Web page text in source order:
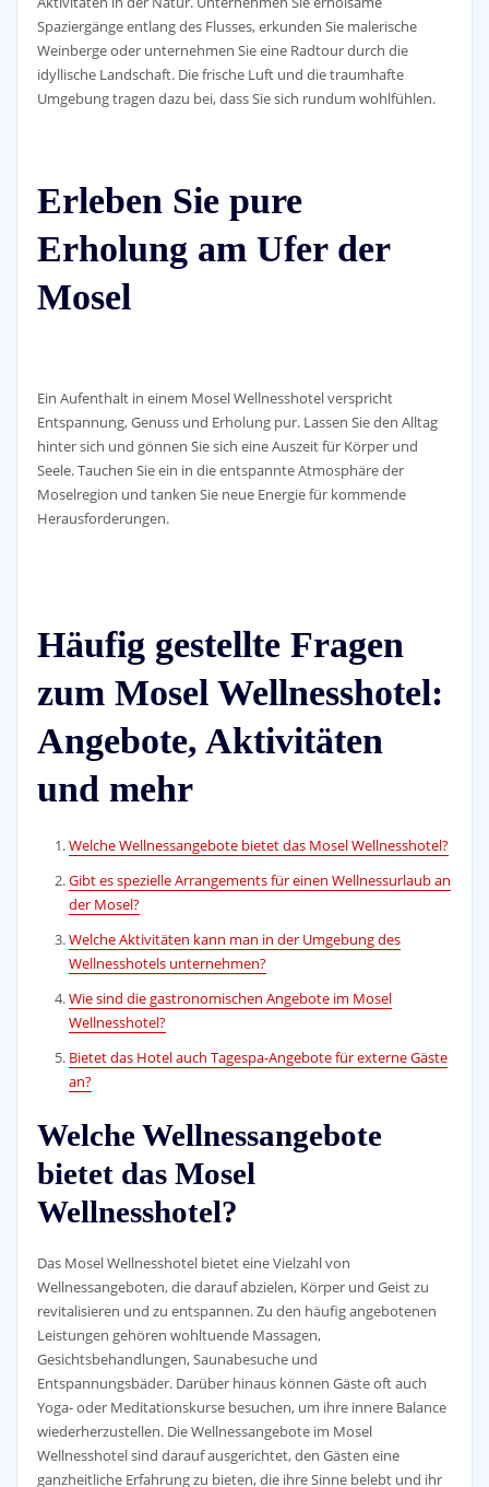
Spaziergänge entlang des Flusses, erkunden Sie malerische
Weinberge oder unternehmen Sie eine Radtour durch die
idyllische Landschaft. Die frische Luft und die traumhafte
Umgebung tragen dazu bei, dass Sie sich rundum wohlfühlen.
Erleben Sie pure
Erholung am Ufer der
Mosel
Ein Aufenthalt in einem Mosel Wellnesshotel verspricht
Entspannung, Genuss und Erholung pur. Lassen Sie den Alltag
hinter sich und gönnen Sie sich eine Auszeit für Körper und
Seele. Tauchen Sie ein in die entspannte Atmosphäre der
Moselregion und tanken Sie neue Energie für kommende
Herausforderungen.
Häufig gestellte Fragen
zum Mosel Wellnesshotel:
Angebote, Aktivitäten
und mehr
Welche Wellnessangebote bietet das Mosel Wellnesshotel?
Gibt es spezielle Arrangements für einen Wellnessurlaub an
der Mosel?
Welche Aktivitäten kann man in der Umgebung des
Wellnesshotels unternehmen?
Wie sind die gastronomischen Angebote im Mosel
Wellnesshotel?
Bietet das Hotel auch Tagespa-Angebote für externe Gäste
an?
Welche Wellnessangebote
bietet das Mosel
Wellnesshotel?
Das Mosel Wellnesshotel bietet eine Vielzahl von
Wellnessangeboten, die darauf abzielen, Körper und Geist zu
revitalisieren und zu entspannen. Zu den häufig angebotenen
Leistungen gehören wohltuende Massagen,
Gesichtsbehandlungen, Saunabesuche und
Entspannungsbäder. Darüber hinaus können Gäste oft auch
Yoga- oder Meditationskurse besuchen, um ihre innere Balance
wiederherzustellen. Die Wellnessangebote im Mosel
Wellnesshotel sind darauf ausgerichtet, den Gästen eine
ganzheitliche Erfahrung zu bieten, die ihre Sinne belebt und ihr